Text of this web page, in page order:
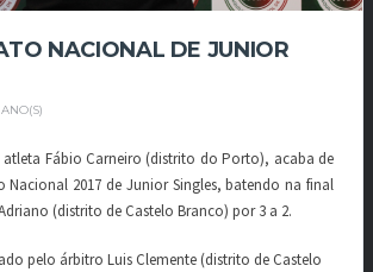
NACIONAL DE JUNIOR
Fábio Carneiro (distrito do Porto), acaba de
Nacional 2017 de Junior Singles, batendo na final
(distrito de Castelo Branco) por 3 a 2.
pelo árbitro Luis Clemente (distrito de Castelo